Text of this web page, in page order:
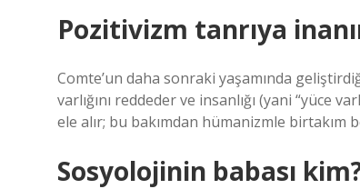
Pozitivizm tanrıya
Comte’un daha sonraki yaşamında
varlığını reddeder ve insanlığı (yani “yüce
ele alır; bu bakımdan hümanizmle birtakım
Sosyolojinin babası